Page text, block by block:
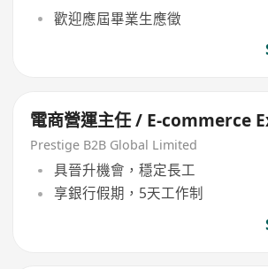
歡迎應屆畢業生應徵
電商營運主任 / E-commerce
Prestige B2B Global Limited
具晉升機會，穩定長工
享銀行假期，5天工作制